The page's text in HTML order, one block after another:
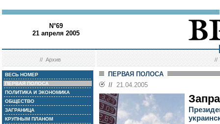
N°69
21 апреля 2005
//Архив //
ВЕСЬ НОМЕР
ПЕРВАЯ ПОЛОСА
ПОЛИТИКА И ЭКОНОМИКА
ОБЩЕСТВО
ЗАГРАНИЦА
КРУПНЫМ ПЛАНОМ
ПЕРВАЯ ПОЛОСА
// 21.04.2005